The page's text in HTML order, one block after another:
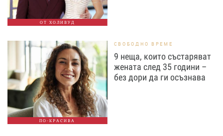
ОТ ХОЛИВУД
ПО-КРАСИВА
СВОБОДНО ВРЕМЕ
9 неща, които състаряват
жената след 35 години –
без дори да ги осъзнава